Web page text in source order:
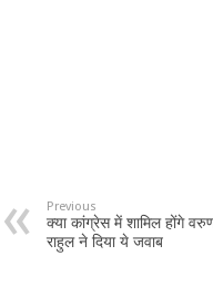
Previous
क्या कांग्रेस में शामिल होंगे
राहुल ने दिया ये जवाब